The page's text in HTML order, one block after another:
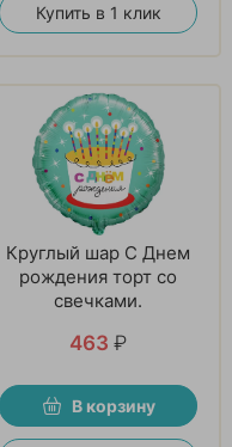
Купить в 1 клик
Круглый шар С Днем
рождения торт со
свечками.
463 ₽
В корзину